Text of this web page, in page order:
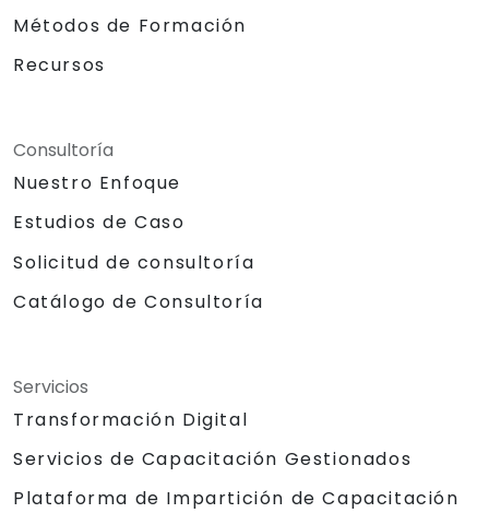
Métodos de Formación
Recursos
Consultoría
Nuestro Enfoque
Estudios de Caso
Solicitud de consultoría
Catálogo de Consultoría
Servicios
Transformación Digital
Servicios de Capacitación Gestionados
Plataforma de Impartición de Capacitación